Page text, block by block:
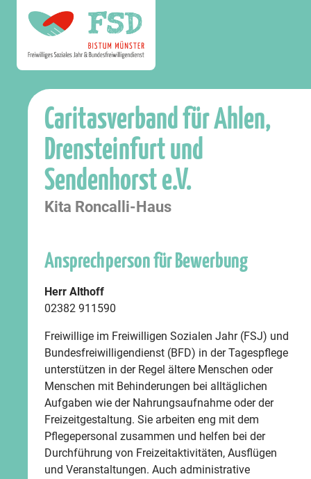
Caritasverband für Ahlen,
Drensteinfurt und
Sendenhorst e.V.
Kita Roncalli-Haus
Ansprechperson für Bewerbung
Herr Althoff
02382 911590
Freiwillige im Freiwilligen Sozialen Jahr (FSJ) und
Bundesfreiwilligendienst (BFD) in der Tagespflege
unterstützen in der Regel ältere Menschen oder
Menschen mit Behinderungen bei alltäglichen
Aufgaben wie der Nahrungsaufnahme oder der
Freizeitgestaltung. Sie arbeiten eng mit dem
Pflegepersonal zusammen und helfen bei der
Durchführung von Freizeitaktivitäten, Ausflügen
und Veranstaltungen. Auch administrative